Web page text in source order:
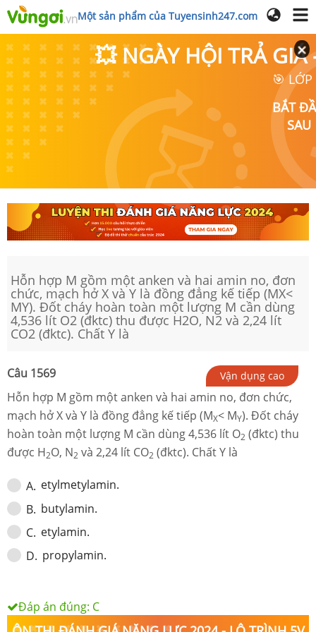
Một sản phẩm của Tuyensinh247.com
💥 NGÀY HỘI TRẢ GIÁ
🎯
BẮT
SAU
Hỗn hợp M gồm một anken và hai amin no, đơn
chức, mạch hở X và Y là đồng đẳng kế tiếp (MX<
MY). Đốt cháy hoàn toàn một lượng M cần dùng
4,536 lít O2 (đktc) thu được H2O, N2 và 2,24 lít
CO2 (đktc). Chất Y là
Câu 1569 Vận dụng cao
Hỗn hợp M gồm một anken và hai amin no, đơn chức,
mạch hở X và Y là đồng đẳng kế tiếp (MX< MY). Đốt cháy
hoàn toàn một lượng M cần dùng 4,536 lít O2 (đktc) thu
được H2O, N2 và 2,24 lít CO2 (đktc). Chất Y là
A. etylmetylamin.
B. butylamin.
C. etylamin.
D. propylamin.
Đáp án đúng: C